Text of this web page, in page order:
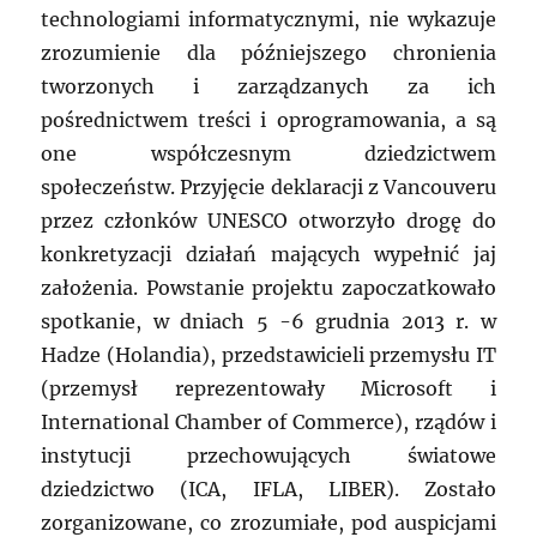
technologiami informatycznymi, nie wykazuje
zrozumienie dla późniejszego chronienia
tworzonych i zarządzanych za ich
pośrednictwem treści i oprogramowania, a są
one współczesnym dziedzictwem
społeczeństw. Przyjęcie deklaracji z Vancouveru
przez członków UNESCO otworzyło drogę do
konkretyzacji działań mających wypełnić jaj
założenia. Powstanie projektu zapoczatkowało
spotkanie, w dniach 5 -6 grudnia 2013 r. w
Hadze (Holandia), przedstawicieli przemysłu IT
(przemysł reprezentowały Microsoft i
International Chamber of Commerce), rządów i
instytucji przechowujących światowe
dziedzictwo (ICA, IFLA, LIBER). Zostało
zorganizowane, co zrozumiałe, pod auspicjami